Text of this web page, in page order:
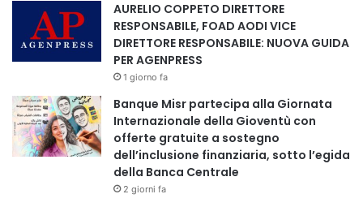
AURELIO COPPETO DIRETTORE
RESPONSABILE, FOAD AODI VICE
DIRETTORE RESPONSABILE: NUOVA GUIDA
PER AGENPRESS
1 giorno fa
Banque Misr partecipa alla Giornata
Internazionale della Gioventù con
offerte gratuite a sostegno
dell’inclusione finanziaria, sotto l’egida
della Banca Centrale
2 giorni fa